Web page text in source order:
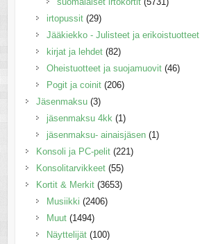
irtopussit (29)
Jääkiekko - Julisteet ja erikoistuotteet
kirjat ja lehdet (82)
Oheistuotteet ja suojamuovit (46)
Pogit ja coinit (206)
Jäsenmaksu (3)
jäsenmaksu 4kk (1)
jäsenmaksu- ainaisjäsen (1)
Konsoli ja PC-pelit (221)
Konsolitarvikkeet (55)
Kortit & Merkit (3653)
Musiikki (2406)
Muut (1494)
Näyttelijät (100)